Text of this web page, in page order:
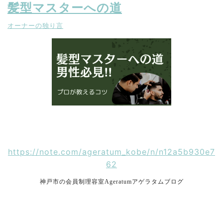
髪型マスターへの道
オーナーの独り言
https://note.com/ageratum_kobe/n/n12a5b930e7
62
神戸市の会員制理容室Ageratumアゲラタムブログ